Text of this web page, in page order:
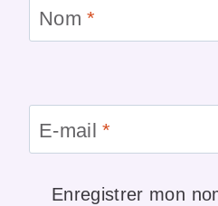
Nom*
E-mail*
Enregistrer mon